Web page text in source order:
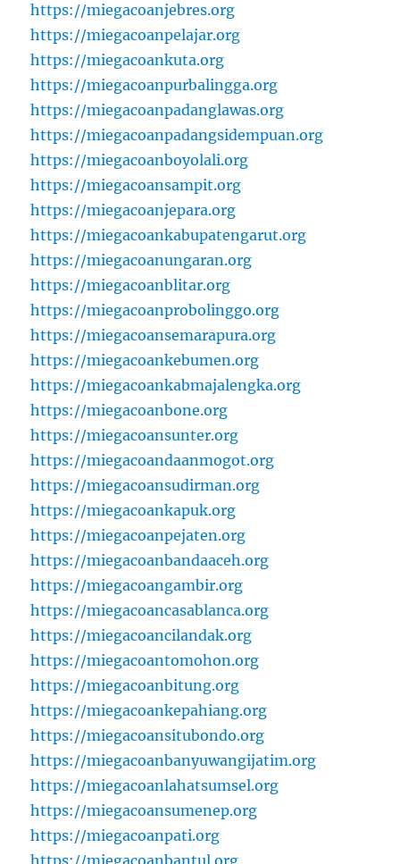
https://miegacoanjebres.org
https://miegacoanpelajar.org
https://miegacoankuta.org
https://miegacoanpurbalingga.org
https://miegacoanpadanglawas.org
https://miegacoanpadangsidempuan.org
https://miegacoanboyolali.org
https://miegacoansampit.org
https://miegacoanjepara.org
https://miegacoankabupatengarut.org
https://miegacoanungaran.org
https://miegacoanblitar.org
https://miegacoanprobolinggo.org
https://miegacoansemarapura.org
https://miegacoankebumen.org
https://miegacoankabmajalengka.org
https://miegacoanbone.org
https://miegacoansunter.org
https://miegacoandaanmogot.org
https://miegacoansudirman.org
https://miegacoankapuk.org
https://miegacoanpejaten.org
https://miegacoanbandaaceh.org
https://miegacoangambir.org
https://miegacoancasablanca.org
https://miegacoancilandak.org
https://miegacoantomohon.org
https://miegacoanbitung.org
https://miegacoankepahiang.org
https://miegacoansitubondo.org
https://miegacoanbanyuwangijatim.org
https://miegacoanlahatsumsel.org
https://miegacoansumenep.org
https://miegacoanpati.org